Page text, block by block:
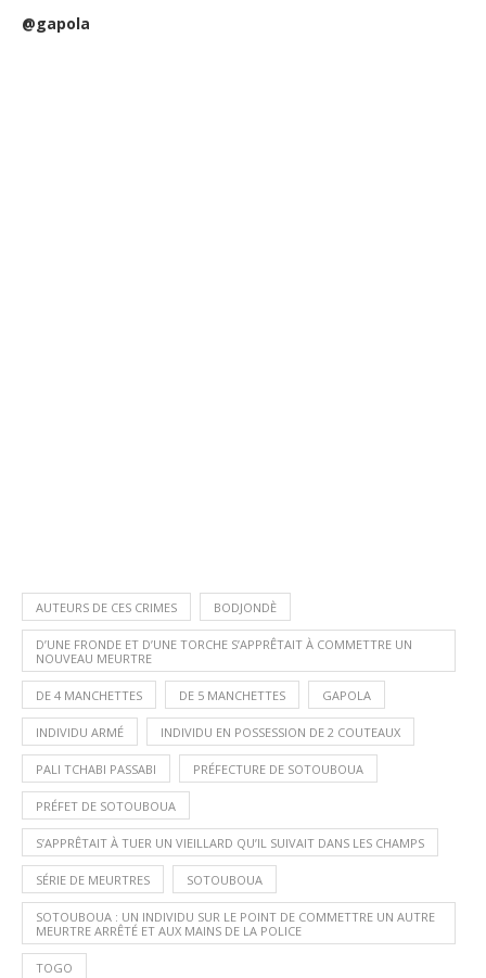
@gapola
AUTEURS DE CES CRIMES BODJONDÈ
D’UNE FRONDE ET D’UNE TORCHE S’APPRÊTAIT À COMMETTRE UN
NOUVEAU MEURTRE
DE 4 MANCHETTES DE 5 MANCHETTES GAPOLA
INDIVIDU ARMÉ INDIVIDU EN POSSESSION DE 2 COUTEAUX
PALI TCHABI PASSABI PRÉFECTURE DE SOTOUBOUA
PRÉFET DE SOTOUBOUA
S’APPRÊTAIT À TUER UN VIEILLARD QU’IL SUIVAIT DANS LES CHAMPS
SÉRIE DE MEURTRES SOTOUBOUA
SOTOUBOUA : UN INDIVIDU SUR LE POINT DE COMMETTRE UN AUTRE
MEURTRE ARRÊTÉ ET AUX MAINS DE LA POLICE
TOGO